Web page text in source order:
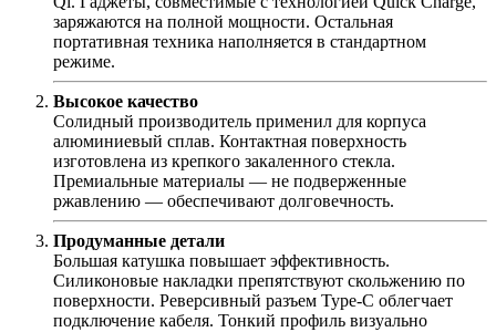
заряжаются на полной мощности. Остальная
портативная техника наполняется в стандартном
режиме.
Высокое качество
Солидный производитель применил для корпуса
алюминиевый сплав. Контактная поверхность
изготовлена из крепкого закаленного стекла.
Премиальные материалы — не подверженные
ржавлению — обеспечивают долговечность.
Продуманные детали
Большая катушка повышает эффективность.
Силиконовые накладки препятствуют скольжению по
поверхности. Реверсивный разъем Type-C облегчает
подключение кабеля. Тонкий профиль визуально